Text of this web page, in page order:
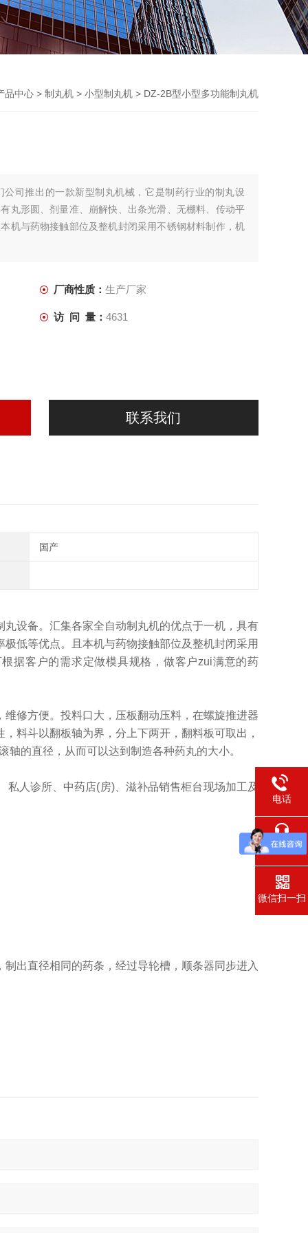
品中心 > 制丸机 > 小型制丸机 > DZ-2B型小型多功能制丸机
公司推出的一款新型制丸机械，它是制药行业的制丸设
丸形圆、剂量准、崩解快、出条光滑、无棚料、传动平
机与药物接触部位及整机封闭采用不锈钢材料制作，机
厂商性质： 生产厂家
访 问 量： 4631
联系我们
国产
设备。汇集各家全自动制丸机的优点于一机，具有
低等优点。且本机与药物接触部位及整机封闭采用
据客户的需求定做模具规格，做客户zui满意的药
修方便。投料口大，压板翻动压料，在螺旋推进器
料斗以翻板轴为界，分上下两开，翻料板可取出，
的直径，从而可以达到制造各种药丸的大小。
人诊所、中药店(房)、滋补品销售柜台现场加工及
出直径相同的药条，经过导轮槽，顺条器同步进入
电话
在线交流
微信扫一扫